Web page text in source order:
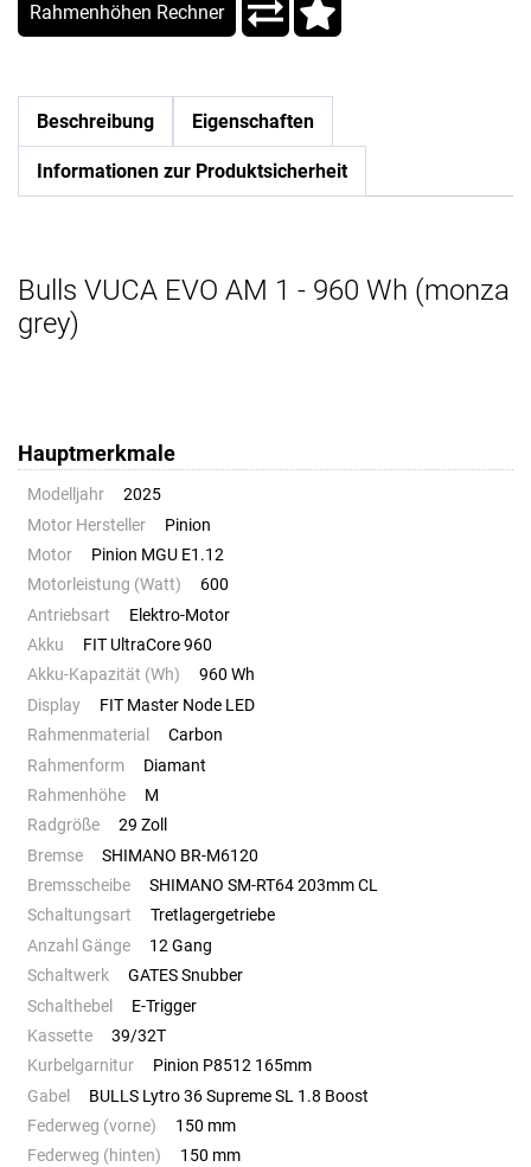
Rahmenhöhen Rechner
Beschreibung Eigenschaften
Informationen zur Produktsicherheit
Bulls VUCA EVO AM 1 - 960 Wh (monza
grey)
Hauptmerkmale
Modelljahr
2025
Motor Hersteller
Pinion
Motor
Pinion MGU E1.12
Motorleistung (Watt)
600
Antriebsart
Elektro-Motor
Akku
FIT UltraCore 960
Akku-Kapazität (Wh)
960 Wh
Display
FIT Master Node LED
Rahmenmaterial
Carbon
Rahmenform
Diamant
Rahmenhöhe
M
Radgröße
29 Zoll
Bremse
SHIMANO BR-M6120
Bremsscheibe
SHIMANO SM-RT64 203mm CL
Schaltungsart
Tretlagergetriebe
Anzahl Gänge
12 Gang
Schaltwerk
GATES Snubber
Schalthebel
E-Trigger
Kassette
39/32T
Kurbelgarnitur
Pinion P8512 165mm
Gabel
BULLS Lytro 36 Supreme SL 1.8 Boost
Federweg (vorne)
150 mm
Federweg (hinten)
150 mm